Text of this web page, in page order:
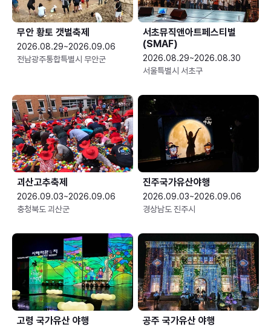
무안 황토 갯벌축제
2026.08.29~2026.09.06
전남광주통합특별시 무안군
서초뮤직앤아트페스티벌
(SMAF)
2026.08.29~2026.08.30
서울특별시 서초구
괴산고추축제
2026.09.03~2026.09.06
충청북도 괴산군
진주국가유산야행
2026.09.03~2026.09.06
경상남도 진주시
고령 국가유산 야행 공주 국가유산 야행